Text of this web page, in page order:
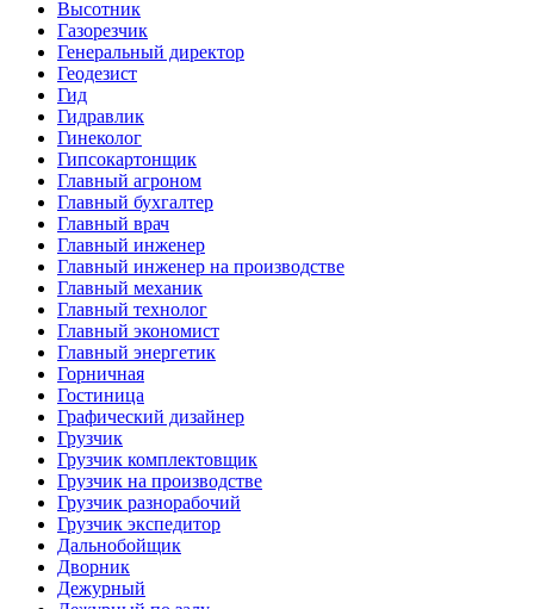
Высотник
Газорезчик
Генеральный директор
Геодезист
Гид
Гидравлик
Гинеколог
Гипсокартонщик
Главный агроном
Главный бухгалтер
Главный врач
Главный инженер
Главный инженер на производстве
Главный механик
Главный технолог
Главный экономист
Главный энергетик
Горничная
Гостиница
Графический дизайнер
Грузчик
Грузчик комплектовщик
Грузчик на производстве
Грузчик разнорабочий
Грузчик экспедитор
Дальнобойщик
Дворник
Дежурный